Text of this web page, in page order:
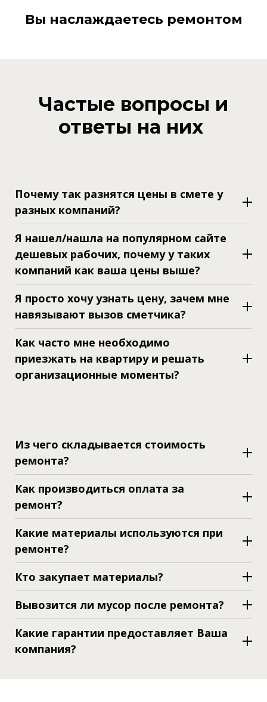
Вы наслаждаетесь ремонтом
Частые вопросы и
ответы на них
Почему так разнятся цены в смете у
разных компаний?
Я нашел/нашла на популярном сайте
дешевых рабочих, почему у таких
компаний как ваша цены выше?
Я просто хочу узнать цену, зачем мне
навязывают вызов сметчика?
Как часто мне необходимо
приезжать на квартиру и решать
организационные моменты?
Из чего складывается стоимость
ремонта?
Как производиться оплата за
ремонт?
Какие материалы используются при
ремонте?
Кто закупает материалы?
Вывозится ли мусор после ремонта?
Какие гарантии предоставляет Ваша
компания?